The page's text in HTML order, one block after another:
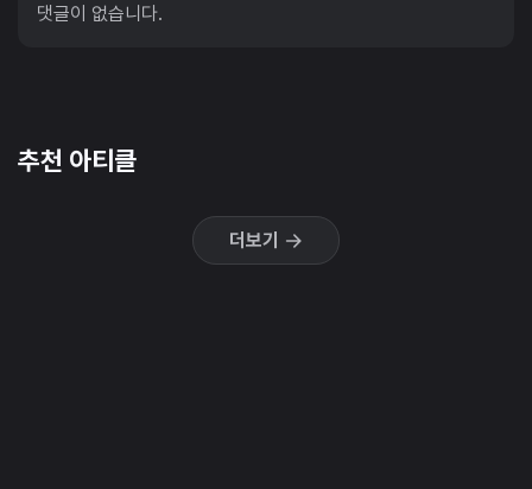
댓글이 없습니다.
추천 아티클
더보기